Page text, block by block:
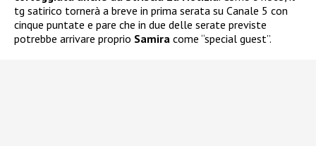
tg satirico tornerà a breve in prima serata su Canale 5 con
cinque puntate e pare che in due delle serate previste
potrebbe arrivare proprio Samira come “special guest”.